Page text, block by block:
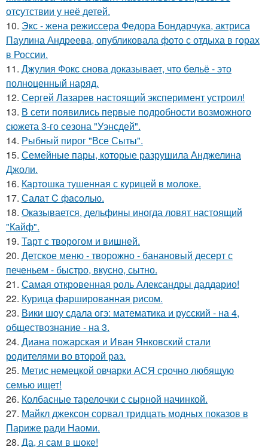
отсутствии у неё детей.
10. Экс - жена режиссера Федора Бондарчука, актриса
Паулина Андреева, опубликовала фото с отдыха в горах
в России.
11. Джулия Фокс снова доказывает, что бельё - это
полноценный наряд.
12. Сергей Лазарев настоящий эксперимент устроил!
13. В сети появились первые подробности возможного
сюжета 3-го сезона "Уэнсдей".
14. Рыбный пирог "Все Сыты".
15. Семейные пары, которые разрушила Анджелина
Джоли.
16. Картошка тушенная с курицей в молоке.
17. Салат C фaсoлью.
18. Оказывается, дельфины иногда ловят настоящий
"Кайф".
19. Тарт с творогом и вишней.
20. Детское меню - творожно - банановый десерт с
печеньем - быстро, вкусно, сытно.
21. Самая откровенная роль Александры даддарио!
22. Курица фаршированная рисом.
23. Вики шоу сдала огэ: математика и русский - на 4,
обществознание - на 3.
24. Диана пожарская и Иван Янковский стали
родителями во второй раз.
25. Метис немецкой овчарки АСЯ срочно любящую
семью ищет!
26. Колбасные тарелочки с сырной начинкой.
27. Майкл джексон сорвал тридцать модных показов в
Париже ради Наоми.
28. Да, я сам в шоке!